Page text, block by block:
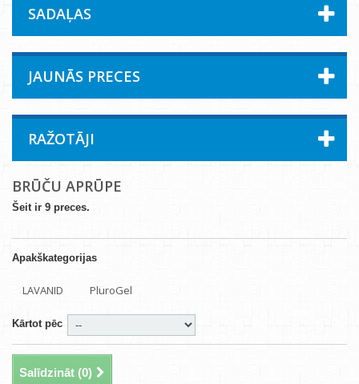
SADAĻAS
JAUNĀS PRECES
RAŽOTĀJI
BRŪČU APRŪPE
Šeit ir 9 preces.
Apakškategorijas
LAVANID PluroGel
Kārtot pēc
Salīdzināt (0)